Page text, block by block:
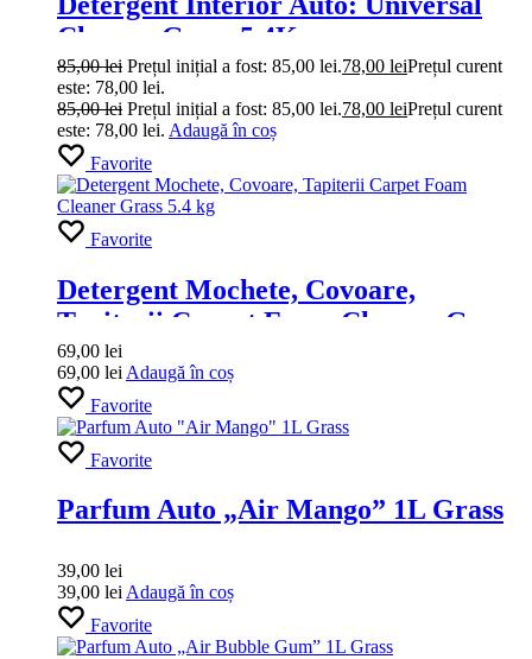
Cleaner Grass 5.4Kg
85,00lei Prețul inițial a fost: 85,00 lei.78,00 leiPrețul curent
este: 78,00 lei.
85,00lei Prețul inițial a fost: 85,00 lei.78,00 leiPrețul curent
este: 78,00 lei. Adaugă în coș
Favorite
Favorite
Detergent Mochete, Covoare,
Tapiterii Carpet Foam Cleaner Grass
5.4 kg
69,00 lei
69,00 lei Adaugă în coș
Favorite
Favorite
Parfum Auto „Air Mango” 1L Grass
39,00 lei
39,00 lei Adaugă în coș
Favorite